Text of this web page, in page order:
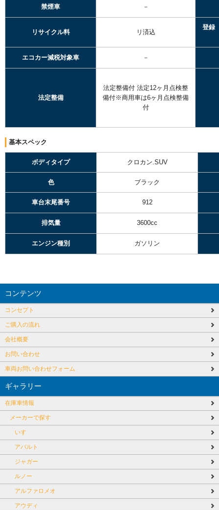
禁煙車 －
リサイクル料 リ済込
登録
エコカー減税対象車 －
法定整備
法定整備付 法定12ヶ月点検整
備付※商用車は6ヶ月点検整備
付
基本スペック
ボディタイプ クロカン.SUV
色 ブラック
車台末尾番号 912
排気量 3600cc
エンジン種別 ガソリン
コンテンツ
コンセプト
ご購入の流れ
会社概要
お問い合わせ
車両お問い合わせフォーム
ギャラリー
在庫車情報
メーカーで探す
いすゞ
アバルト
ジャガー
ルノー
アルファロメオ
アウディ